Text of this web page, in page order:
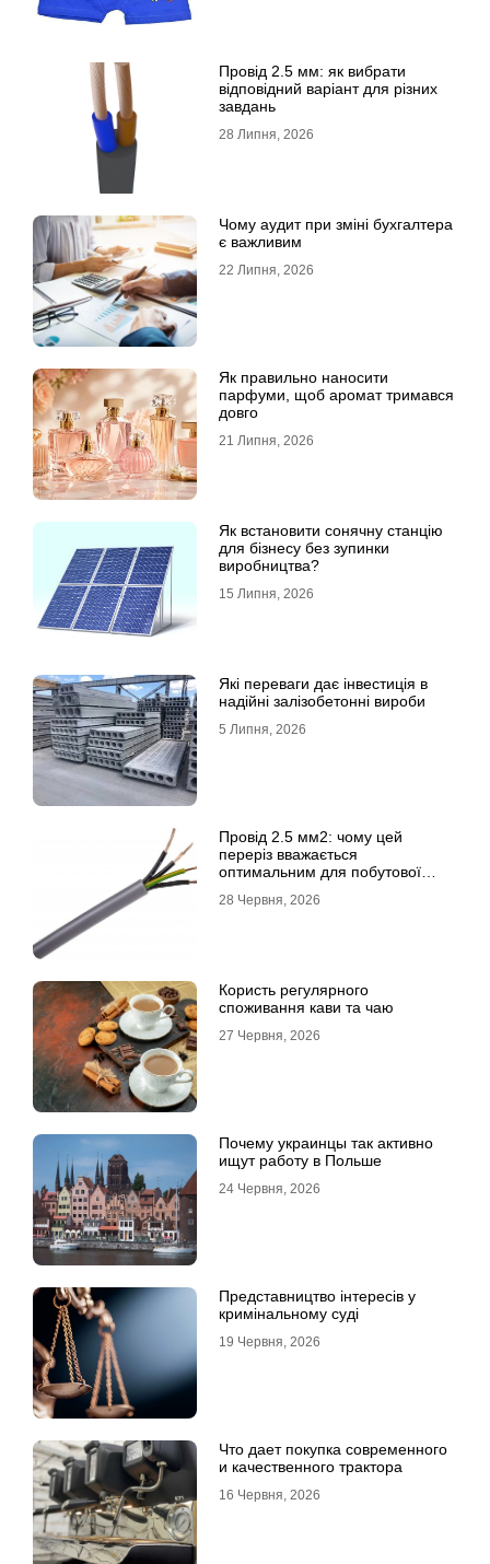
Провід 2.5 мм: як вибрати
відповідний варіант для різних
завдань
28 Липня, 2026
Чому аудит при зміні бухгалтера
є важливим
22 Липня, 2026
Як правильно наносити
парфуми, щоб аромат тримався
довго
21 Липня, 2026
Як встановити сонячну станцію
для бізнесу без зупинки
виробництва?
15 Липня, 2026
Які переваги дає інвестиція в
надійні залізобетонні вироби
5 Липня, 2026
Провід 2.5 мм2: чому цей
переріз вважається
оптимальним для побутової
28 Червня, 2026
Користь регулярного
споживання кави та чаю
27 Червня, 2026
Почему украинцы так активно
ищут работу в Польше
24 Червня, 2026
Представництво інтересів у
кримінальному суді
19 Червня, 2026
Что дает покупка современного
и качественного трактора
16 Червня, 2026